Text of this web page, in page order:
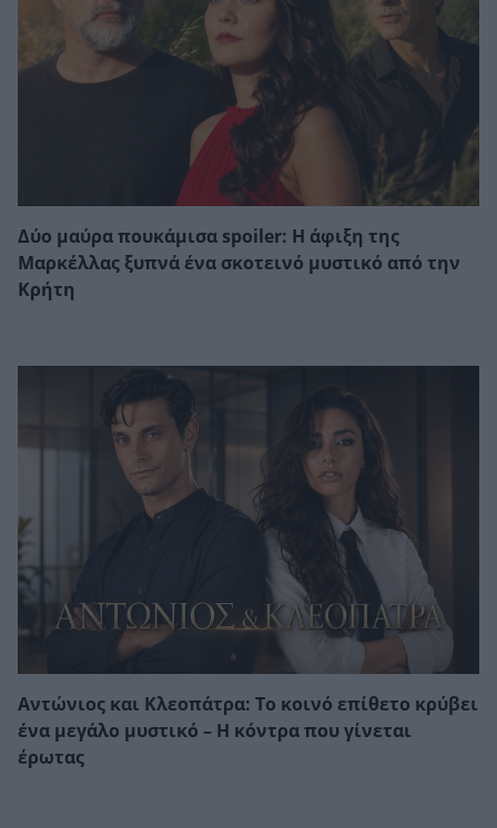
Δύο μαύρα πουκάμισα spoiler: Η άφιξη της
Μαρκέλλας ξυπνά ένα σκοτεινό μυστικό από την
Κρήτη
Αντώνιος και Κλεοπάτρα: Το κοινό επίθετο κρύβει
ένα μεγάλο μυστικό – Η κόντρα που γίνεται
έρωτας